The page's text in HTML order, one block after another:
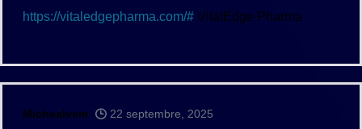
https://vitaledgepharma.com/# VitalEdge Pharma
Michealvem 22 septembre, 2025